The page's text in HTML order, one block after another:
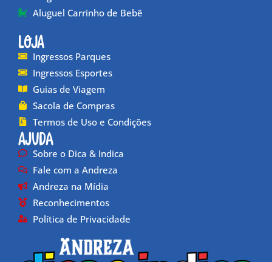
Aluguel Carrinho de Bebê
Loja
Ingressos Parques
Ingressos Esportes
Guias de Viagem
Sacola de Compras
Termos de Uso e Condições
Ajuda
Sobre o Dica & Indica
Fale com a Andreza
Andreza na Mídia
Reconhecimentos
Política de Privacidade